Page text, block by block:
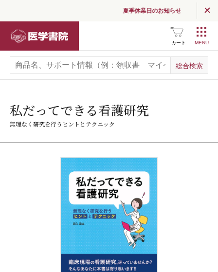
夏季休業日のお知らせ
カート
私だってできる看護研究
無理なく研究を行うヒントとテクニック